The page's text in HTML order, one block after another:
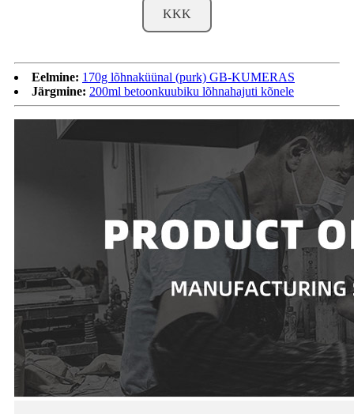
KKK
Eelmine: 170g lõhnaküünal (purk) GB-KUMERAS
Järgmine: 200ml betoonkuubiku lõhnahajuti kõnele